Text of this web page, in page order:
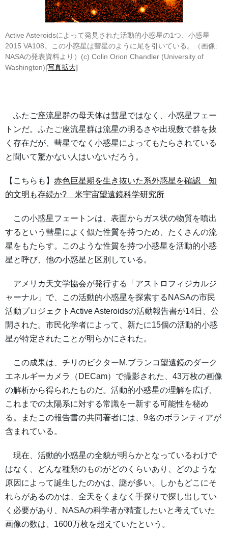
Active Asteroidsによって発見された活動的小惑星の1つ、小惑星
2015 VA108。この小惑星は彗星のように尾を引いている。（画像:
NASAの発表資料より）(c) Colin Orion Chandler (University of
Washington)[写真拡大]
ふたご座流星群の母天体は彗星ではなく、小惑星フェー
トンだ。ふたご座流星群は流星の明るさや出現数で群を抜
く存在だが、彗星でなく小惑星によってもたらされている
と聞いて驚かない人はいないだろう。
【こちらも】 赤色巨星期を生き抜いた系外惑星を確認 知
的文明も存続か? 米宇宙望遠鏡科学研究所
この小惑星フェートンは、表面からガス状の物質を噴出
するという彗星によく似た性質を持つため、たくさんの流
星をもたらす。このような性質を持つ小惑星を活動的小惑
星と呼び、他の小惑星と区別している。
アメリカ天文学協会が発行する「アストロフィジカルジ
ャーナル」で、この活動的小惑星を探索するNASAの市民
活動プロジェクトActive Asteroidsの活動報告書が14日、公
開された。市民化学者によって、新たに15個の活動的小惑
星が特定されたことが明らかにされた。
この成果は、チリのビクターM.ブランコ望遠鏡のダーク
エネルギーカメラ（DECam）で撮影された、43万枚の画像
の解析から得られたものだ。活動的小惑星の理解を広げ、
これまでの太陽系に対する常識を一新する可能性を秘め
る。またこの報告書の共同著者には、9名のボランティアが
含まれている。
現在、活動的小惑星の全貌が明らかとなっているわけで
はなく、どんな種類のものがどのくらいあり、どのような
原因によって誕生したのかは、謎が多い。しかもどこにそ
れらがあるのかは、全天をくまなく手探りで探し出してい
く必要があり、NASAの科学者が精査したいと考えていた
画像の数は、1600万枚を超えていたという。